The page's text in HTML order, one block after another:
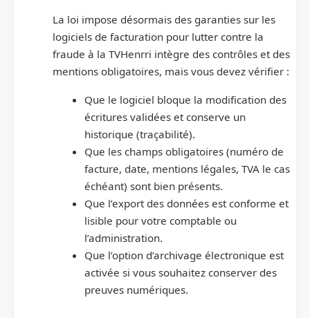
La loi impose désormais des garanties sur les
logiciels de facturation pour lutter contre la
fraude à la TVHenrri intègre des contrôles et des
mentions obligatoires, mais vous devez vérifier :
Que le logiciel bloque la modification des
écritures validées et conserve un
historique (traçabilité).
Que les champs obligatoires (numéro de
facture, date, mentions légales, TVA le cas
échéant) sont bien présents.
Que l’export des données est conforme et
lisible pour votre comptable ou
l’administration.
Que l’option d’archivage électronique est
activée si vous souhaitez conserver des
preuves numériques.